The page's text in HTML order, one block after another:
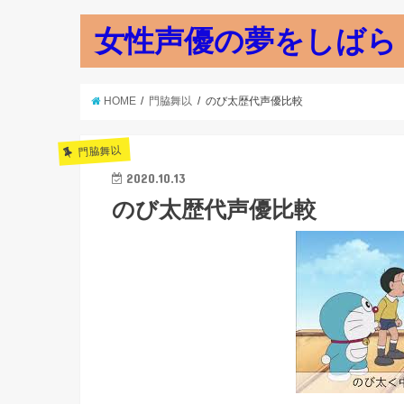
女性声優の夢をしば
HOME 門脇舞以 のび太歴代声優比較
門脇舞以
2020.10.13
のび太歴代声優比較